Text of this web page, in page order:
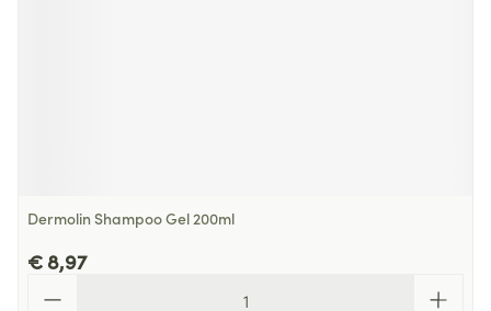
Dermolin Shampoo Gel 200ml
€ 8,97